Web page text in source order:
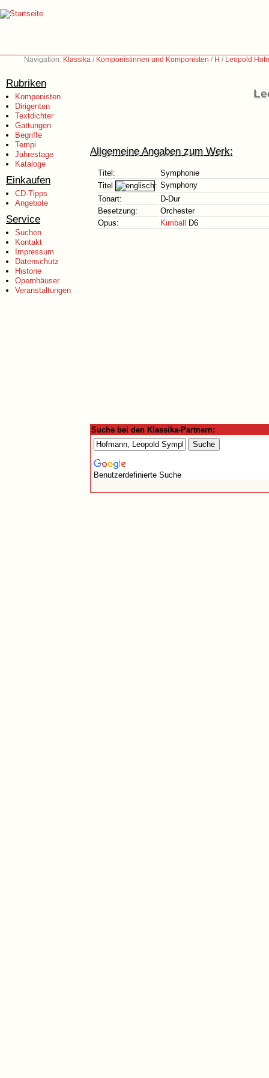
Navigation: Klassika / Komponistinnen und Komponisten / H / Leopold
Rubriken
Komponisten
Dirigenten
Textdichter
Gattungen
Begriffe
Tempi
Jahrestage
Kataloge
Einkaufen
CD-Tipps
Angebote
Service
Suchen
Kontakt
Impressum
Datenschutz
Historie
Opernhäuser
Veranstaltungen
Allgemeine Angaben zum Werk:
Titel:
Symphonie
Titel
: Symphony
Tonart:
D-Dur
Besetzung:
Orchester
Opus:
Kimball D6
Suche bei den Klassika-Partnern:
Benutzerdefinierte Suche